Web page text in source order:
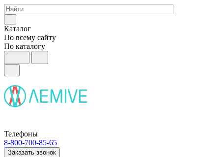
Каталог
По всему сайту
По каталогу
Телефоны
8-800-700-85-65
Заказать звонок